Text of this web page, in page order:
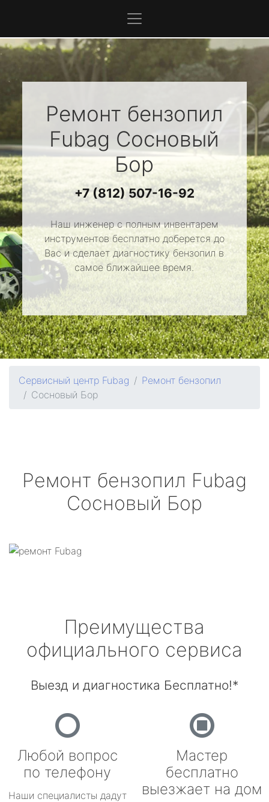
Ремонт бензопил
Fubag Сосновый
Бор
+7 (812) 507-16-92
Наш инженер с полным инвентарем
инструментов бесплатно доберется до
Вас и сделает диагностику бензопил в
самое ближайшее время.
Сервисный центр Fubag
Ремонт бензопил
Сосновый Бор
Ремонт бензопил Fubag
Сосновый Бор
Преимущества
официального сервиса
Выезд и диагностика Бесплатно!*
Любой вопрос
по телефону
Наши специалисты дадут
Мастер
бесплатно
выезжает на дом